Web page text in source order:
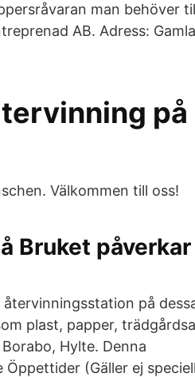
man behöver
AB. Adress:
Välkommen till oss!
Bruket
på
plast, papper,
Hylte. Denna
(Gäller ej